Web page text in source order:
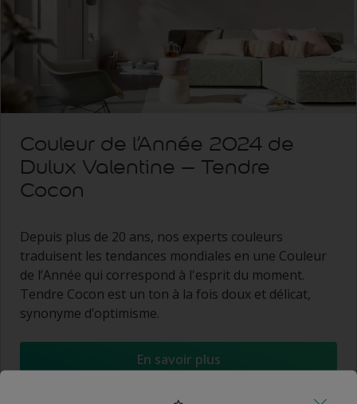
Couleur de l’Année 2024 de
Dulux Valentine – Tendre
Cocon
Depuis plus de 20 ans, nos experts couleurs
traduisent les tendances mondiales en une Couleur
de l’Année qui correspond à l'esprit du moment.
Tendre Cocon est un ton à la fois doux et délicat,
synonyme d’optimisme.
En savoir plus